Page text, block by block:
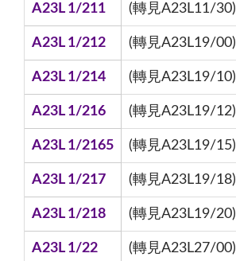
A23L 1/211 (轉見A23L11/30)
A23L 1/212 (轉見A23L19/00)
A23L 1/214 (轉見A23L19/10)
A23L 1/216 (轉見A23L19/12)
A23L 1/2165 (轉見A23L19/15)
A23L 1/217 (轉見A23L19/18)
A23L 1/218 (轉見A23L19/20)
A23L 1/22 (轉見A23L27/00)